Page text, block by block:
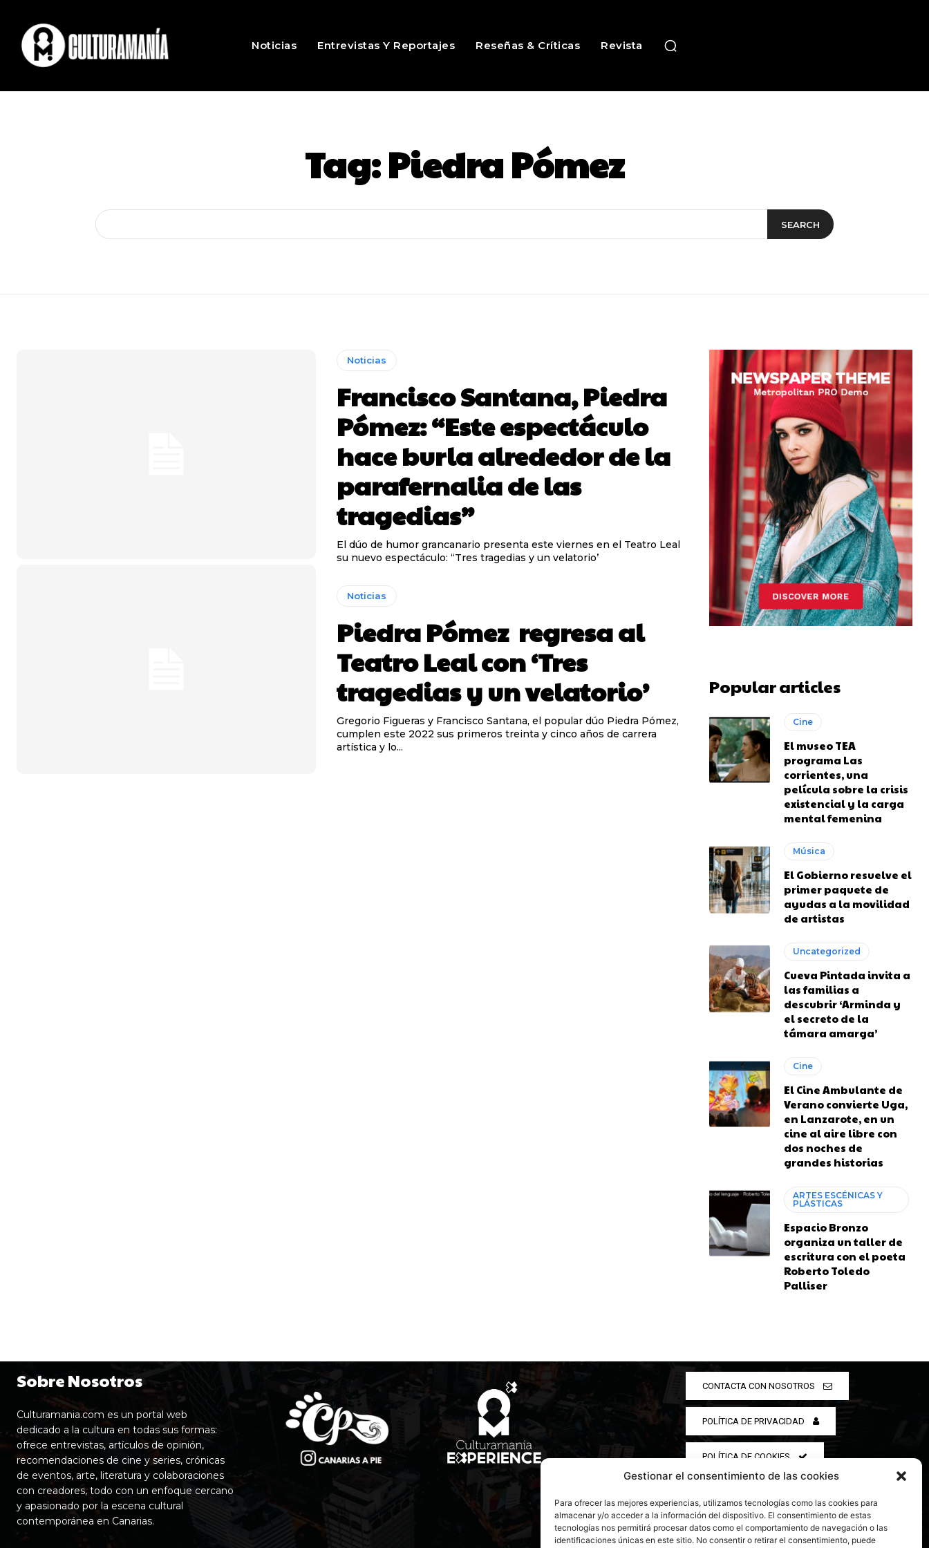
Gestionar el consentimiento de las cookies
Para ofrecer las mejores experiencias, utilizamos tecnologías como las cookies para
almacenar y/o acceder a la información del dispositivo. El consentimiento de estas
tecnologías nos permitirá procesar datos como el comportamiento de navegación o las
identificaciones únicas en este sitio. No consentir o retirar el consentimiento, puede
Noticias Entrevistas Y Reportajes Reseñas & Críticas Revista
Tag:Piedra Pómez
SEARCH
Noticias
Francisco Santana, Piedra
Pómez: “Este espectáculo
hace burla alrededor de la
parafernalia de las
tragedias”
El dúo de humor grancanario presenta este viernes en el Teatro Leal
su nuevo espectáculo: “Tres tragedias y un velatorio’
Noticias
Piedra Pómez regresa al
Teatro Leal con ‘Tres
tragedias y un velatorio’
Gregorio Figueras y Francisco Santana, el popular dúo Piedra Pómez,
cumplen este 2022 sus primeros treinta y cinco años de carrera
artística y lo...
Popular articles
Cine
El museo TEA
programa Las
corrientes, una
película sobre la crisis
existencial y la carga
mental femenina
Música
El Gobierno resuelve el
primer paquete de
ayudas a la movilidad
de artistas
Uncategorized
Cueva Pintada invita a
las familias a
descubrir ‘Arminda y
el secreto de la
támara amarga’
Cine
El Cine Ambulante de
Verano convierte Uga,
en Lanzarote, en un
cine al aire libre con
dos noches de
grandes historias
ARTES ESCÉNICAS Y
PLÁSTICAS
Espacio Bronzo
organiza un taller de
escritura con el poeta
Roberto Toledo
Palliser
Sobre Nosotros
Culturamania.com es un portal web
dedicado a la cultura en todas sus formas:
ofrece entrevistas, artículos de opinión,
recomendaciones de cine y series, crónicas
de eventos, arte, literatura y colaboraciones
con creadores, todo con un enfoque cercano
y apasionado por la escena cultural
contemporánea en Canarias.
CONTACTA CON NOSOTROS
POLÍTICA DE PRIVACIDAD
POLÍTICA DE COOKIES